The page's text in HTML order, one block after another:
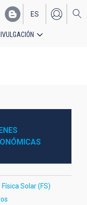
EN
ES
Física Solar (FS)